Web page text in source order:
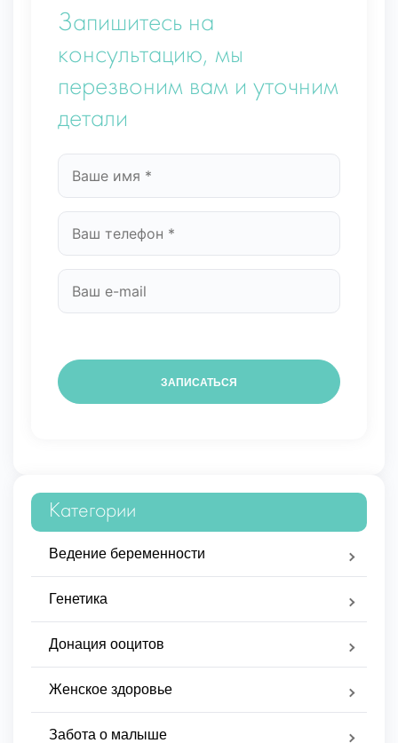
Запишитесь на
консультацию, мы
перезвоним вам и уточним
детали
Категории
Ведение беременности
Генетика
Донация ооцитов
Женское здоровье
Забота о малыше